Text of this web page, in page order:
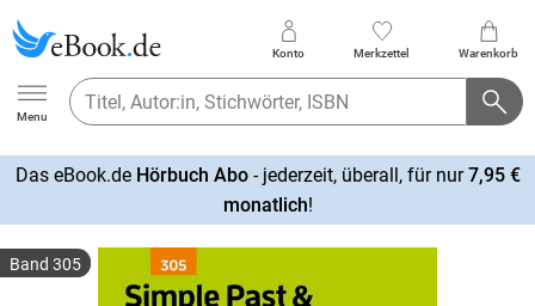
Ebook.de
Menu
Konto Merkzettel Warenkorb
Das eBook.de Hörbuch Abo- jederzeit, überall, für nur7,95 €
monatlich!
Band 305